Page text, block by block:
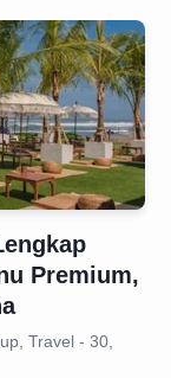
Premium,
Travel - 30,